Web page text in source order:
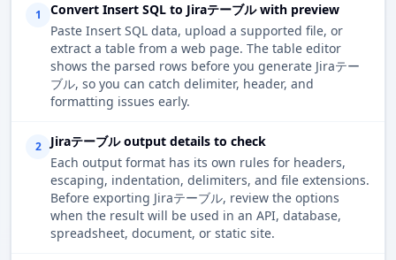
1
Convert Insert SQL to Jiraテーブル with preview
Paste Insert SQL data, upload a supported file, or
extract a table from a web page. The table editor
shows the parsed rows before you generate Jiraテー
ブル, so you can catch delimiter, header, and
formatting issues early.
2
Jiraテーブル output details to check
Each output format has its own rules for headers,
escaping, indentation, delimiters, and file extensions.
Before exporting Jiraテーブル, review the options
when the result will be used in an API, database,
spreadsheet, document, or static site.